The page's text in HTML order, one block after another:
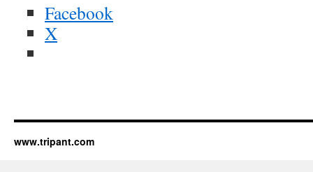
Facebook
X
www.tripant.com